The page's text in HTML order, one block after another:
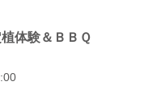
体験＆ＢＢＱ